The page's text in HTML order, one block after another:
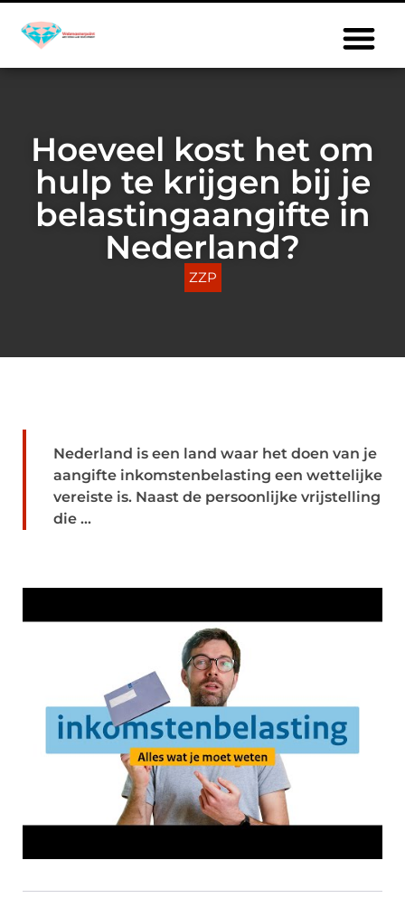
Hoeveel kost het om
hulp te krijgen bij je
belastingaangifte in
Nederland?
ZZP
Nederland is een land waar het doen van je
aangifte inkomstenbelasting een wettelijke
vereiste is. Naast de persoonlijke vrijstelling
die ...